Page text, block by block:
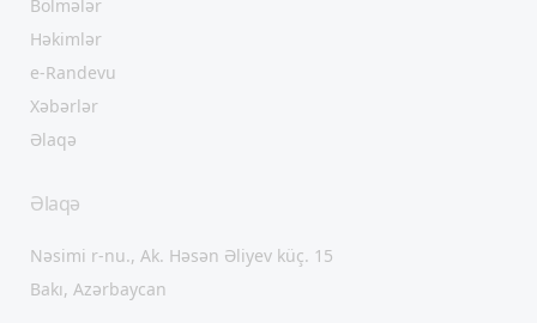
Bölmələr
Həkimlər
e-Randevu
Xəbərlər
Əlaqə
Əlaqə
Nəsimi r-nu., Ak. Həsən Əliyev küç. 15
Bakı, Azərbaycan